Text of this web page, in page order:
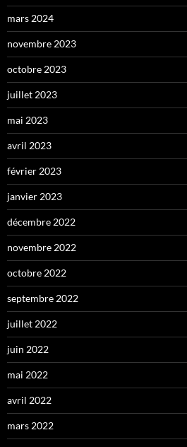
mars 2024
novembre 2023
octobre 2023
juillet 2023
mai 2023
avril 2023
février 2023
janvier 2023
décembre 2022
novembre 2022
octobre 2022
septembre 2022
juillet 2022
juin 2022
mai 2022
avril 2022
mars 2022